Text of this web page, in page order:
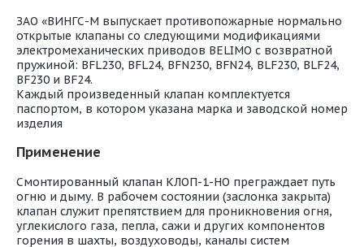
ЗАО «ВИНГС-М выпускает противопожарные нормально
открытые клапаны со следующими модификациями
электромеханических приводов BELIMO с возвратной
пружиной: BFL230, BFL24, BFN230, BFN24, BLF230, BLF24,
BF230 и BF24.
Каждый произведенный клапан комплектуется
паспортом, в котором указана марка и заводской номер
изделия
Применение
Смонтированный клапан КЛОП-1-НО преграждает путь
огню и дыму. В рабочем состоянии (заслонка закрыта)
клапан служит препятствием для проникновения огня,
углекислого газа, пепла, сажи и других компонентов
горения в шахты, воздуховоды, каналы систем